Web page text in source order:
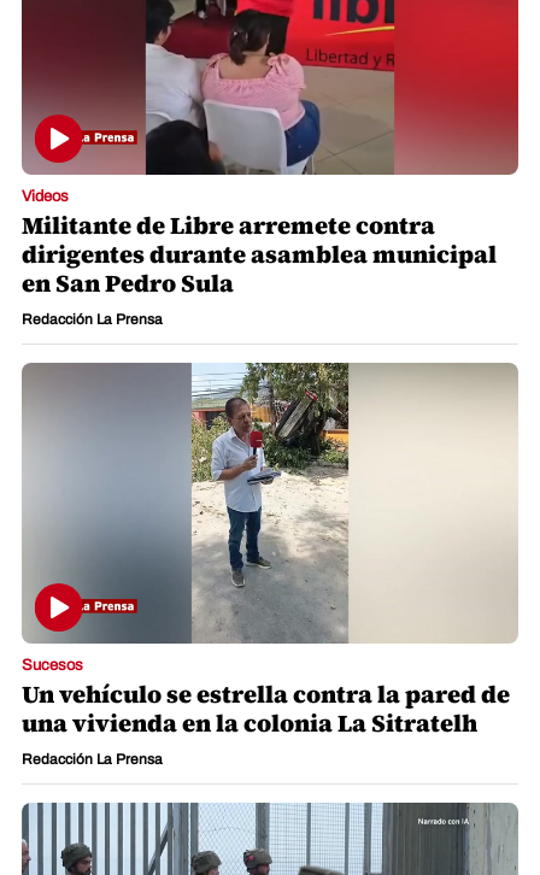
Videos
Militante de Libre arremete contra
dirigentes durante asamblea municipal
en San Pedro Sula
Redacción La Prensa
Sucesos
Un vehículo se estrella contra la pared de
una vivienda en la colonia La Sitratelh
Redacción La Prensa